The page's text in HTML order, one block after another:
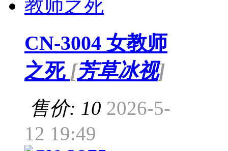
CN-3004 女教师
之死 [芳草冰视]
售价: 10 2026-5-
12 19:49